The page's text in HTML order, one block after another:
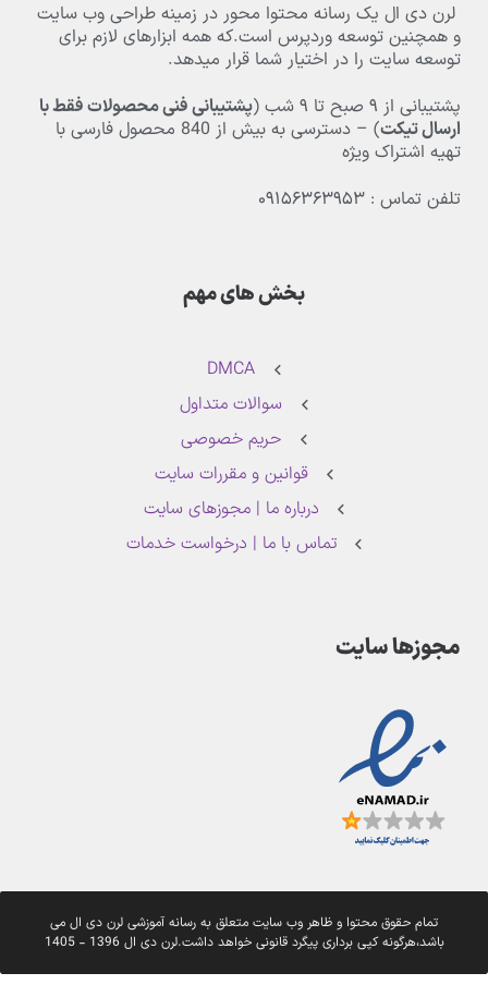
لرن دی ال یک رسانه محتوا محور در زمینه طراحی وب سایت
و همچنین توسعه وردپرس است.که همه ابزارهای لازم برای
توسعه سایت را در اختیار شما قرار میدهد.
پشتیبانی از ۹ صبح تا ۹ شب (پشتیبانی فنی محصولات فقط با
ارسال تیکت) – دسترسی به بیش از 840 محصول فارسی با
تهیه اشتراک ویژه
تلفن تماس : ۰۹۱۵۶۳۶۳۹۵۳
بخش های مهم
DMCA
سوالات متداول
حریم خصوصی
قوانین و مقررات سایت
درباره ما | مجوزهای سایت
تماس با ما | درخواست خدمات
مجوزها سایت
تمام حقوق محتوا و ظاهر وب سایت متعلق به رسانه آموزشی لرن دی ال می
باشد،هرگونه کپی برداری پیگرد قانونی خواهد داشت.لرن دی ال 1396 - 1405